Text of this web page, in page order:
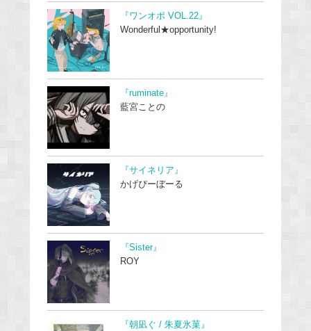
『ワンオポ VOL.22』
Wonderful★opportunity!
『ruminate』
藍宮ことの
『サイネリア』
かげぴーぼーる
『Sister』
ROY
『朝凪ぐ / 朱夏氷菓』